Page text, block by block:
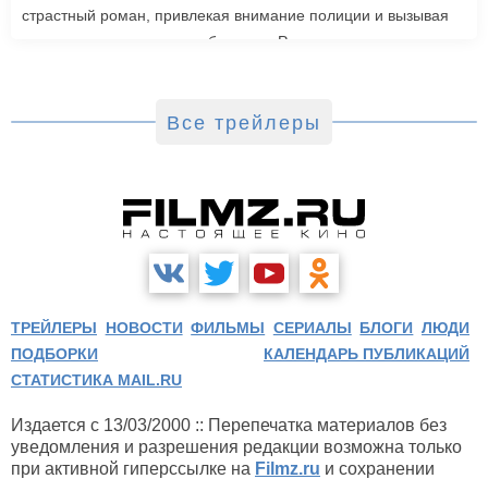
страстный роман, привлекая внимание полиции и вызывая
радикальную реакцию в обществе. Роли также исполнили
выйдет в зарубежный прокат 6 марта.
Все трейлеры
ТРЕЙЛЕРЫ НОВОСТИ ФИЛЬМЫ СЕРИАЛЫ БЛОГИ ЛЮДИ
ПОДБОРКИ
КАЛЕНДАРЬ ПУБЛИКАЦИЙ
СТАТИСТИКА MAIL.RU
Издается с 13/03/2000 :: Перепечатка материалов без
уведомления и разрешения редакции возможна только
при активной гиперссылке на Filmz.ru и сохранении